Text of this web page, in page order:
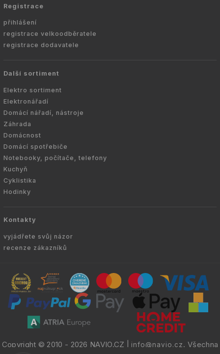
Registrace
přihlášení
registrace velkoodběratele
registrace dodavatele
Další sortiment
Elektro sortiment
Elektronářadí
Domácí nářadí, nástroje
Záhrada
Domácnost
Domácí spotřebiče
Notebooky, počítače, telefony
Kuchyň
Cyklistika
Hodinky
Kontakty
vyjádřete svůj názor
recenze zákazníků
Copyright © 2010 - 2026 NAVIO.CZ info@navio.cz. Všechna